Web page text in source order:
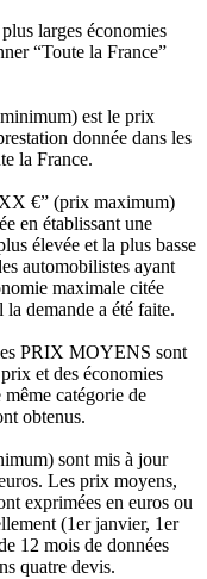
larges économies
“Toute la France”
est le prix
donnée dans les
la France.
€” (prix maximum)
en établissant une
élevée et la plus basse
automobilistes ayant
maximale citée
demande a été faite.
PRIX MOYENS sont
et des économies
catégorie de
obtenus.
sont mis à jour
Les prix moyens,
exprimées en euros ou
(1er janvier, 1er
12 mois de données
quatre devis.